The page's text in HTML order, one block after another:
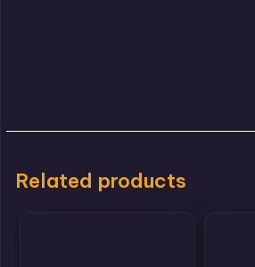
Related products